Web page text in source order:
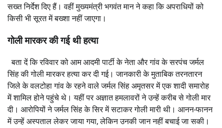
सख्त निर्देश दिए हैं। वहीं मुख्यमंत्री भगवंत मान ने कहा कि अपराधियों को
किसी भी सूरत में बख्शा नहीं जाएगा।
गोली मारकर की गई थी हत्या
बता दें कि रविवार को आम आदमी पार्टी के नेता और गांव के सरपंच जर्मल
सिंह की गोली मारकर हत्या कर दी गई। जानकारी के मुताबिक तरनतारन
जिले के वलटोहा गांव के रहने वाले जर्मल सिंह अमृतसर में एक शादी समारोह
में शामिल होने पहुंचे थे। यहीं पर अज्ञात हमलावरों ने उन्हें करीब से गोली मार
दी। आरोपियों ने जर्मल सिंह के सिर में सटाकर गोली मारी थी। आनन-फानन
में उन्हें अस्पताल लेकर जाया गया, लेकिन उनकी जान नहीं बचाई जा सकी।